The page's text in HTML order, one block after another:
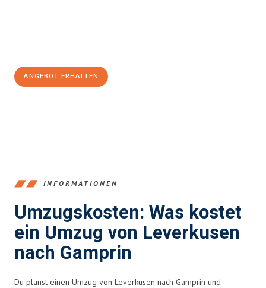
ANGEBOT ERHALTEN
INFORMATIONEN
Umzugskosten: Was kostet
ein Umzug von Leverkusen
nach Gamprin
Du planst einen Umzug von Leverkusen nach Gamprin und